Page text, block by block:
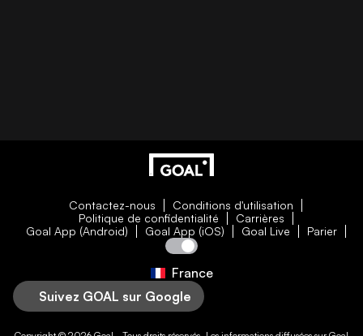
Contactez-nous
Conditions d'utilisation
Politique de confidentialité
Carrières
Goal App (Android)
Goal App (iOS) Goal Live Parier
France
Suivez GOAL sur Google